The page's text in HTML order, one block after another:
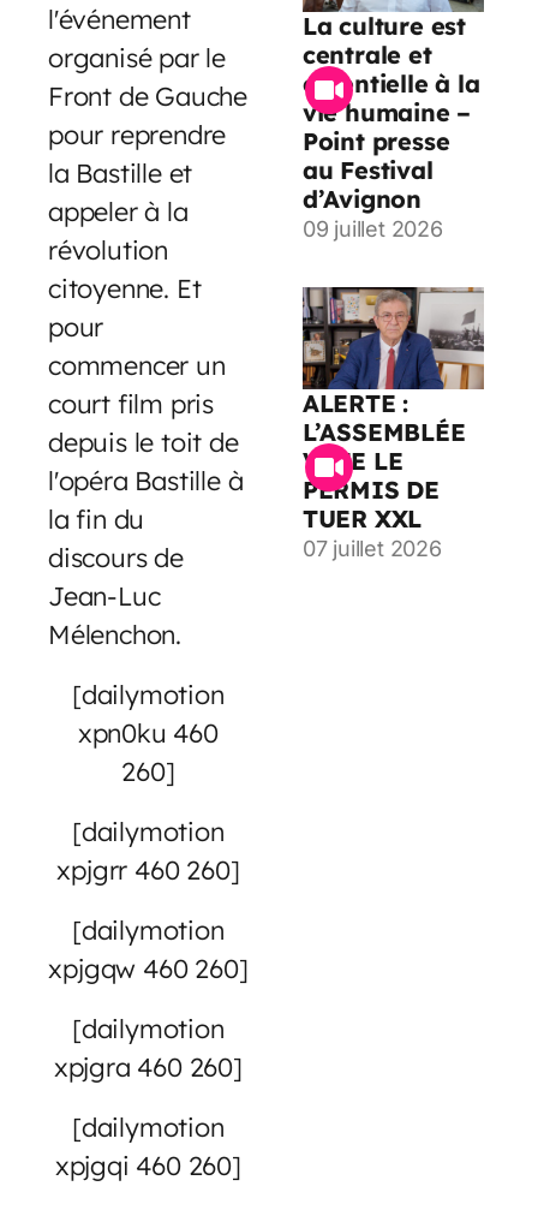
l'événement
organisé par le
Front de Gauche
pour reprendre
la Bastille et
appeler à la
révolution
citoyenne. Et
pour
commencer un
court film pris
depuis le toit de
l'opéra Bastille à
la fin du
discours de
Jean-Luc
Mélenchon.
[dailymotion
xpn0ku 460
260]
[dailymotion
xpjgrr 460 260]
[dailymotion
xpjgqw 460 260]
[dailymotion
xpjgra 460 260]
[dailymotion
xpjgqi 460 260]
La culture est
centrale et
essentielle à la
vie humaine –
Point presse
au Festival
d’Avignon
09 juillet 2026
ALERTE :
L’ASSEMBLÉE
VOTE LE
PERMIS DE
TUER XXL
07 juillet 2026